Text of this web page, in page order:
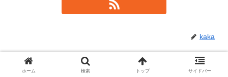
kaka
関連記事
ホーム 検索 トップ サイドバー